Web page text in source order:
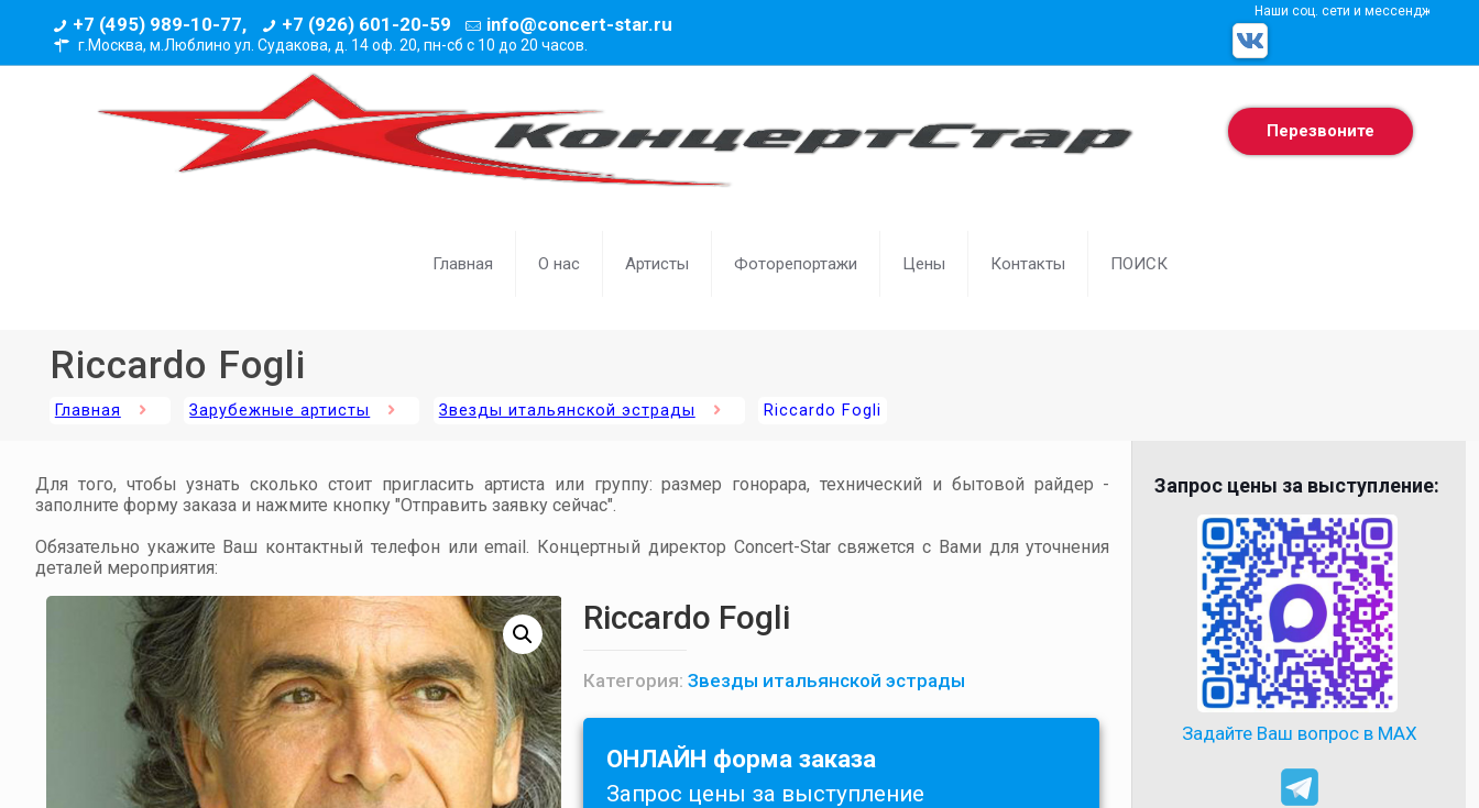
+7 (495) 989-10-77, +7 (926) 601-20-59 info@concert-star.ru
г.Москва, м.Люблино ул. Судакова, д. 14 оф. 20, пн-сб с 10 до 20 часов.
Наши соц. сети и мессенджеры
Главная О нас Артисты Фоторепортажи Цены Контакты ПОИСК
Перезвоните
Riccardo Fogli
Главная Зарубежные артисты Звезды итальянской эстрады Riccardo Fogli
Для того, чтобы узнать сколько стоит пригласить артиста или группу: размер гонорара, технический и бытовой райдер -
заполните форму заказа и нажмите кнопку "Отправить заявку сейчас".
Обязательно укажите Ваш контактный телефон или email. Концертный директор Concert-Star свяжется с Вами для уточнения
деталей мероприятия:
Riccardo Fogli
Категория: Звезды итальянской эстрады
ОНЛАЙН форма заказа
Запрос цены за выступление
Запрос цены за выступление:
Задайте Ваш вопрос в MAX